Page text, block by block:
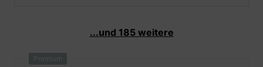
...und 185 weitere
Premium